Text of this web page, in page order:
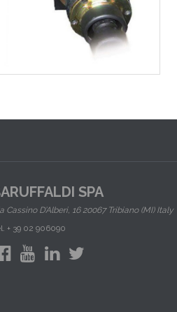
SPA
Cassino D’Alberi, 16 20067 Tribiano (MI) Italy
+ 39 02 906090